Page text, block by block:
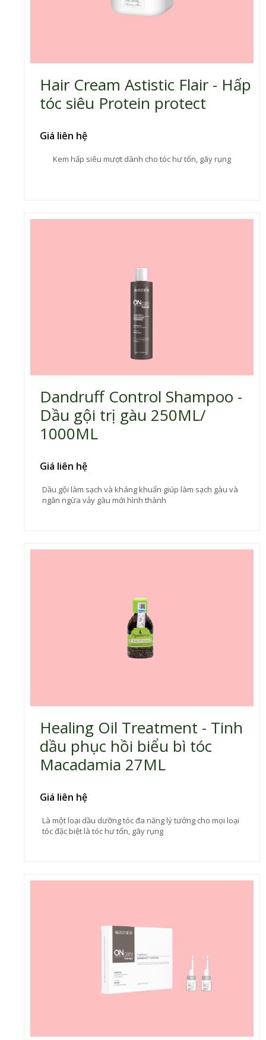
Hair Cream Astistic Flair - Hấp
tóc siêu Protein protect
Giá liên hệ
Kem hấp siêu mượt dành cho tóc hư tổn, gãy rụng
Dandruff Control Shampoo -
Dầu gội trị gàu 250ML/
1000ML
Giá liên hệ
Dầu gội làm sạch và kháng khuẩn giúp làm sạch gàu và
ngăn ngừa vảy gàu mới hình thành
Healing Oil Treatment - Tinh
dầu phục hồi biểu bì tóc
Macadamia 27ML
Giá liên hệ
Là một loại dầu dưỡng tóc đa năng lý tưởng cho mọi loại
tóc đặc biệt là tóc hư tổn, gãy rụng